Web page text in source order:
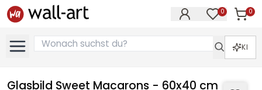
0 0
KI
Glasbild Sweet Macarons - 60x40 cm